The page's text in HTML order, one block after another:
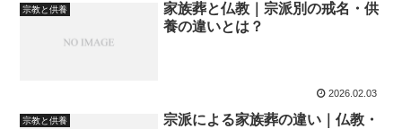
宗教と供養
家族葬と仏教｜宗派別の戒名・供
養の違いとは？
2026.02.03
宗教と供養
宗派による家族葬の違い｜仏教・